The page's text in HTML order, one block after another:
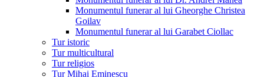
Monumentul funerar al lui Gheorghe Christea
Goilav
Monumentul funerar al lui Garabet Ciollac
Tur istoric
Tur multicultural
Tur religios
Tur Mihai Eminescu